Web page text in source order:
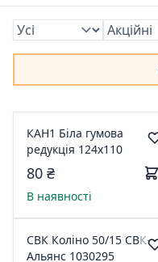
КАН1 Біла гумова
редукція 124х110
80 ₴
В наявності
СВК Коліно 50/15 СВК-
Альянс 1030295